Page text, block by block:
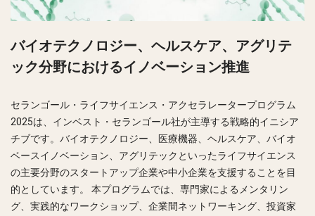
Looking for
バイオテクノロジー、ヘルスケア、アグリテ
ック分野におけるイノベーション推進
セランゴール・ライフサイエンス・アクセラレータープログラム
2025は、インベスト・セランゴール社が主導する戦略的イニシア
チブです。バイオテクノロジー、医療機器、ヘルスケア、バイオ
ベースイノベーション、アグリテックといったライフサイエンス
の主要分野のスタートアップ企業や中小企業を支援することを目
的としています。 本プログラムでは、専門家によるメンタリン
グ、実践的なワークショップ、企業間ネットワーキング、投資家